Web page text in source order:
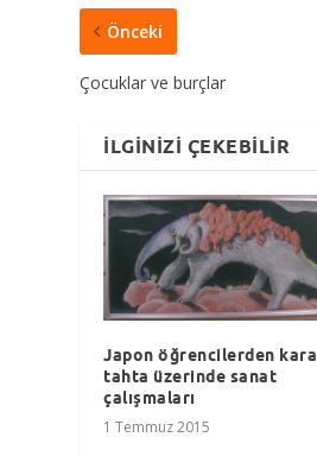
Önceki
Çocuklar ve burçlar
İLGINIZI ÇEKEBILIR
Japon öğrencilerden kara
tahta üzerinde sanat
çalışmaları
1 Temmuz 2015